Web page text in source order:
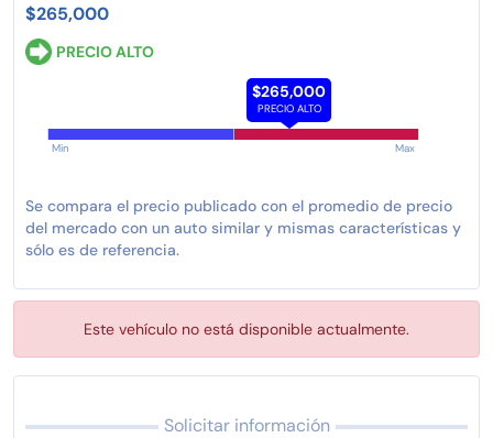
$265,000
PRECIO ALTO
$265,000
PRECIO ALTO
Min Max
Se compara el precio publicado con el promedio de precio
del mercado con un auto similar y mismas características y
sólo es de referencia.
Este vehículo no está disponible actualmente.
Solicitar información